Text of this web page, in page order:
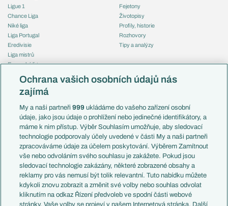
Ligue 1
Chance Liga
Niké liga
Liga Portugal
Eredivisie
Liga mistrů
Evropská liga
Mistrovství světa
Liga národů
Témata
Představení týmů MS
EuroSkauting
PL v kostce
Evropské koeficienty
Přestupy
Přestupové spekulace
Zranění
Kluby
Fejetony
Životopisy
Profily, historie
Rozhovory
Tipy a analýzy
Česko
Francie
Itálie
Německo
Španělsko
Argentina
Brazílie
Přestupy
Zápasy
Livescore
Ochrana vašich osobních údajů nás
zajímá
My a naši partneři999 ukládáme do vašeho zařízení osobní
údaje, jako jsou údaje o prohlížení nebo jedinečné identifikátory, a
máme k nim přístup. Výběr Souhlasím umožňuje, aby sledovací
technologie podporovaly účely uvedené v části My a naši partneři
zpracováváme údaje za účelem poskytování. Výběrem Zamítnout
vše nebo odvoláním svého souhlasu je zakážete. Pokud jsou
sledovací technologie zakázány, některé zobrazené obsahy a
reklamy pro vás nemusí být tolik relevantní. Tuto nabídku můžete
kdykoli znovu zobrazit a změnit své volby nebo souhlas odvolat
kliknutím na odkaz Řízení předvoleb ve spodní části webové
stránky. Vaše volby se projeví v našem Internetová stránka. Další